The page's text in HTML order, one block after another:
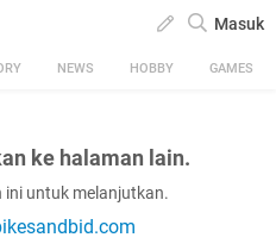
Masuk
NEWS HOBBY GAMES
ke halaman lain.
untuk melanjutkan.